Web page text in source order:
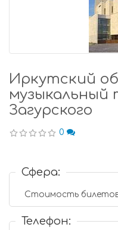
Иркутский
Загурского
0
Сфера:
Стоимость
Телефон: